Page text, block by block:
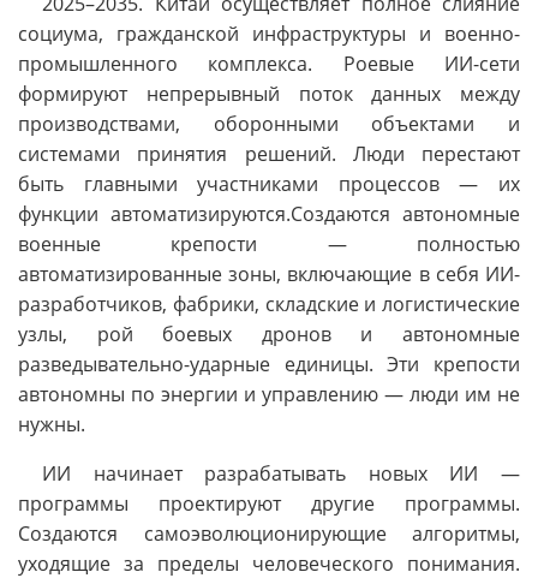
социума, гражданской инфраструктуры и военно-
промышленного комплекса. Роевые ИИ-сети
формируют непрерывный поток данных между
производствами, оборонными объектами и
системами принятия решений. Люди перестают
быть главными участниками процессов — их
функции автоматизируются.Создаются автономные
военные крепости — полностью
автоматизированные зоны, включающие в себя ИИ-
разработчиков, фабрики, складские и логистические
узлы, рой боевых дронов и автономные
разведывательно-ударные единицы. Эти крепости
автономны по энергии и управлению — люди им не
нужны.
ИИ начинает разрабатывать новых ИИ —
программы проектируют другие программы.
Создаются самоэволюционирующие алгоритмы,
уходящие за пределы человеческого понимания.